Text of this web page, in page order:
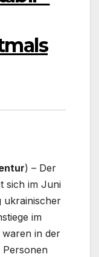
) – Der
sich im Juni
ukrainischer
im
waren in der
Personen